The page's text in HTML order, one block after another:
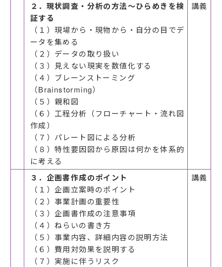
２．現状調査・分析の方法～ひらめきを検
証する
（１）現場から・現物から・自分の目でデ
ータを集める
（２）データの取り扱い
（３）見えない現実を数値化する
（４）ブレーンストーミング
（Brainstorming）
（５）親和図
（６）工程分析（フローチャート・流れ図
作成）
（７）パレート図による分析
（８）特性要因図から原因は何かを体系的
に考える
講義
３．企画書作成のポイント
（１）企画立案時のポイント
（２）事業計画の重要性
（３）企画書作成の注意事項
（４）ねらいの書き方
（５）事業内容、詳細内容の説明方法
（６）費用対効果を説明する
（７）実施に伴うリスク
講義